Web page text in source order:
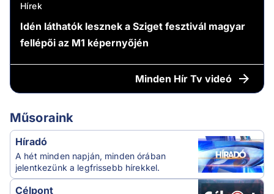
Hírek
Idén láthatók lesznek a Sziget fesztivál magyar
fellépői az M1 képernyőjén
Minden Hír Tv videó
Műsoraink
Híradó
A hét minden napján, minden órában
jelentkezünk a legfrissebb hírekkel.
Célpont